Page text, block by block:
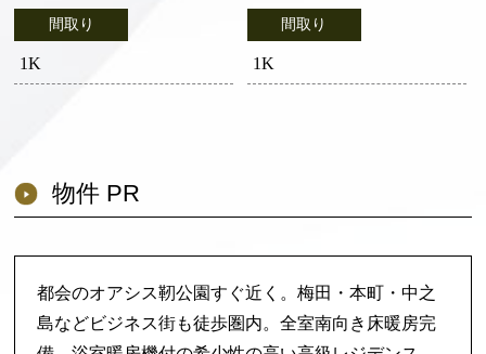
間取り
1K
間取り
1K
物件 PR
都会のオアシス靭公園すぐ近く。梅田・本町・中之
島などビジネス街も徒歩圏内。全室南向き床暖房完